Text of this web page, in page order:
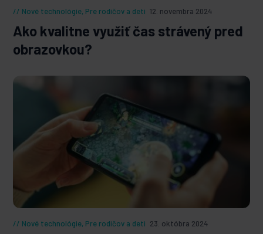
Nové technológie, Pre rodičov a deti 12. novembra 2024
Ako kvalitne využiť čas strávený pred
obrazovkou?
Nové technológie, Pre rodičov a deti 23. októbra 2024